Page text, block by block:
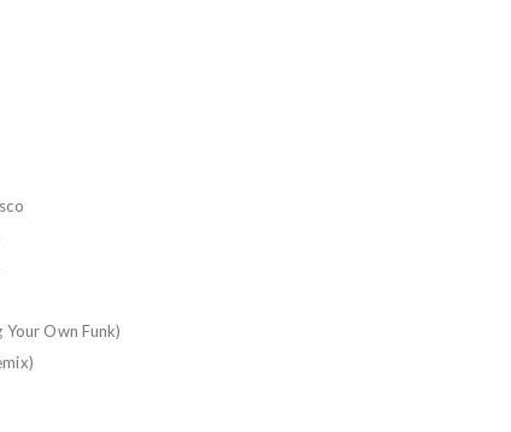
Your Own Funk)